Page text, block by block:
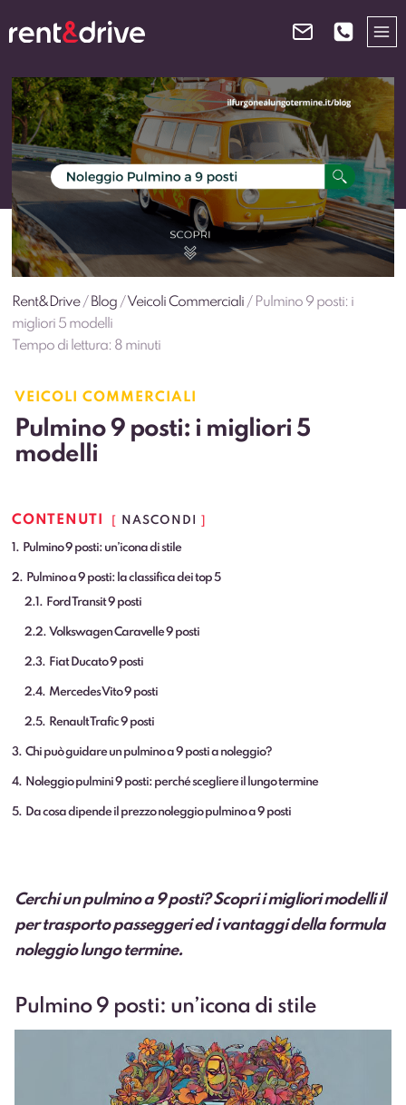
al
Rent&Drive/ Blog /Veicoli Commerciali / Pulmino 9 posti: i
migliori 5 modelli
Tempo di lettura: 8 minuti
VEICOLI COMMERCIALI
Pulmino 9 posti: i migliori 5
modelli
CONTENUTI NASCONDI
Pulmino 9 posti: un’icona di stile
2 Pulmino a 9 posti: la classifica dei top 5
2.1 Ford Transit 9 posti
2.2 Volkswagen Caravelle 9 posti
2.3 Fiat Ducato 9 posti
2.4 Mercedes Vito 9 posti
2.5 Renault Trafic 9 posti
3 Chi può guidare un pulmino a 9 posti a noleggio?
4 Noleggio pulmini 9 posti: perché scegliere il lungo termine
5 Da cosa dipende il prezzo noleggio pulmino a 9 posti
Cerchi un pulmino a 9 posti? Scopri i migliori modelli il
per trasporto passeggeri ed i vantaggi della formula
noleggio lungo termine.
Pulmino 9 posti: un’icona di stile